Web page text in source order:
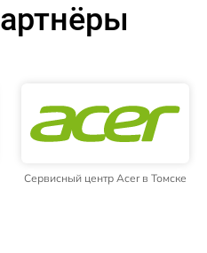
Сервисный центр Acer в Томске